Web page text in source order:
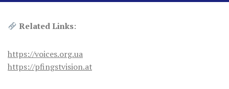
Related Links:
https://voices.org.ua
https://pfingstvision.at